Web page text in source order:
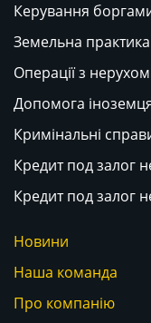
Керування
Земельна практика
Операції з
Допомога
Кримінальні
Кредит под залог
Кредит под залог
Новини
Наша команда
Про компанію